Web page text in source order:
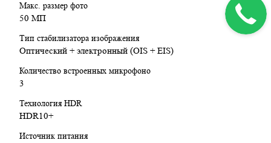
Макс. размер фото
50 МП
Тип стабилизатора изображения
Оптический + электронный (OIS + EIS)
Количество встроенных микрофоно
3
Технология HDR
HDR10+
Источник питания